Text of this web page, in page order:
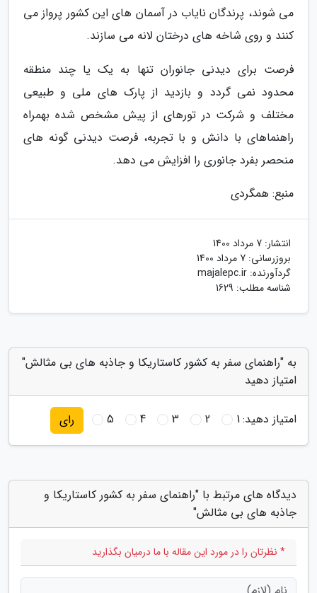
می شوند، پرندگان نایاب در آسمان های این کشور پرواز می
کنند و روی شاخه های درختان لانه می سازند.
فرصت برای دیدنی جانوران تنها به یک یا چند منطقه
محدود نمی گردد و بازدید از پارک های ملی و طبیعی
مختلف و شرکت در تورهای از پیش مشخص شده بهمراه
راهنماهای با دانش و با تجربه، فرصت دیدنی گونه های
منحصر بفرد جانوری را افزایش می دهد.
منبع: همگردی
انتشار: 7 مرداد 1400
بروزرسانی: 7 مرداد 1400
گردآورنده: majalepc.ir
شناسه مطلب: 1629
به "راهنمای سفر به کشور کاستاریکا و جاذبه های بی مثالش"
امتیاز دهید
امتیاز دهید:1
2
3
4
5 رای
دیدگاه های مرتبط با "راهنمای سفر به کشور کاستاریکا و
جاذبه های بی مثالش"
* نظرتان را در مورد این مقاله با ما درمیان بگذارید